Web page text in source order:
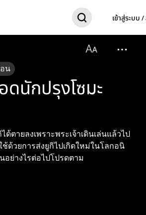
เข้าสู่ระบบ
น
ดนักปรุงโซมะ
ตายลงเพราะพระเจ้าเดินเล่นแล้วไป
ด้วยการส่งยูกิไปเกิดใหม่ในโลกอนิ
อย่างไรต่อไปโปรดตาม